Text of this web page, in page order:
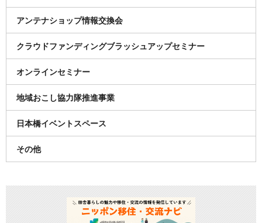
アンテナショップ情報交換会
クラウドファンディングブラッシュアップセミナー
オンラインセミナー
地域おこし協力隊推進事業
日本橋イベントスペース
その他